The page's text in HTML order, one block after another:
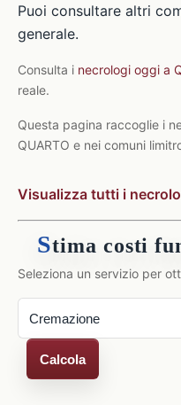
Puoi consultare altri
generale.
Consulta i necrologi oggi a
reale.
Questa pagina raccoglie i
QUARTO e nei comuni
Visualizza tutti i
Stima costi
Seleziona un servizio per
Calcola